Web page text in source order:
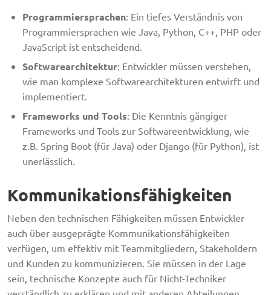
Programmiersprachen: Ein tiefes Verständnis von
Programmiersprachen wie Java, Python, C++, PHP oder
JavaScript ist entscheidend.
Softwarearchitektur: Entwickler müssen verstehen,
wie man komplexe Softwarearchitekturen entwirft und
implementiert.
Frameworks und Tools: Die Kenntnis gängiger
Frameworks und Tools zur Softwareentwicklung, wie
z.B. Spring Boot (für Java) oder Django (für Python), ist
unerlässlich.
Kommunikationsfähigkeiten
Neben den technischen Fähigkeiten müssen Entwickler
auch über ausgeprägte Kommunikationsfähigkeiten
verfügen, um effektiv mit Teammitgliedern, Stakeholdern
und Kunden zu kommunizieren. Sie müssen in der Lage
sein, technische Konzepte auch für Nicht-Techniker